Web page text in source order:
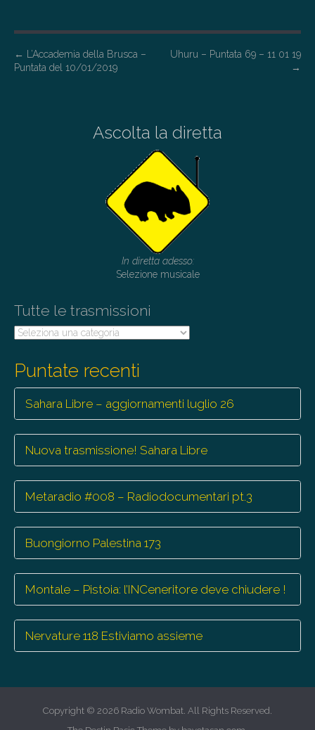
P
o
n
←
L’Accademia della Brusca –
Puntata del 10/01/2019
Uhuru – Puntata 69 – 11 01 19
→
Ascolta la diretta
In diretta adesso:
Selezione musicale
Tutte le trasmissioni
Tutte
Puntate recenti
Sahara Libre – aggiornamenti luglio 26
Nuova trasmissione! Sahara Libre
Metaradio #008 – Radiodocumentari pt.3
Buongiorno Palestina 173
Montale – Pistoia: l’INCeneritore deve chiudere !
Nervature 118 Estiviamo assieme
Copyright © 2026 Radio Wombat. All Rights Reserved.